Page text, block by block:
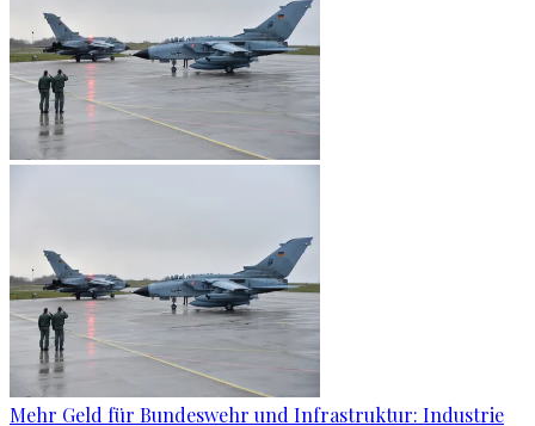
Mehr Geld für Bundeswehr und Infrastruktur: Industrie